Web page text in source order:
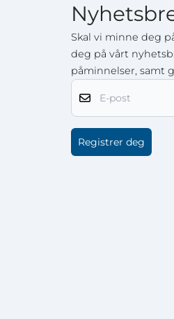
Skal vi minne deg
deg på vårt
påminnelser, samt
E-post
Registrer deg